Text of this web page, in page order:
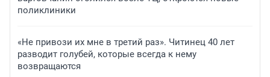
поликлиники
«Не привози их мне в третий раз». Читинец 40 лет
разводит голубей, которые всегда к нему
возвращаются